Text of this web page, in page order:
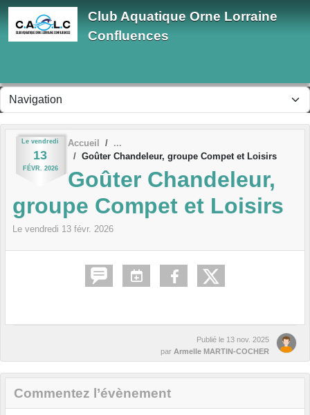
Club Aquatique Orne Lorraine
Confluences
Le vendredi
13
FÉVR. 2026
Accueil
Goûter Chandeleur, groupe Compet et Loisirs
Goûter Chandeleur,
groupe Compet et Loisirs
Le vendredi 13 févr. 2026
Publié le 13 nov. 2025
par Armelle MARTIN-COCHER
Commentez l’évènement
Panneau de gestion des cookies